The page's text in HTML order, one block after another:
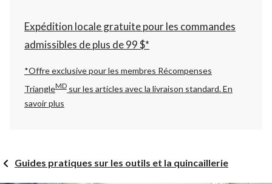
Expédition locale gratuite pour les commandes
admissibles de plus de 99 $*
*Offre exclusive pour les membres Récompenses
TriangleMD sur les articles avec la livraison standard.En
savoir plus
Guides pratiques sur les outils et la quincaillerie